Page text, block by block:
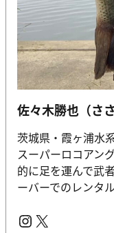
佐々木勝也（さ
茨城県・霞ヶ浦水
スーパーロコアン
的に足を運んで武
ーバーでのレンタ
InstagramX